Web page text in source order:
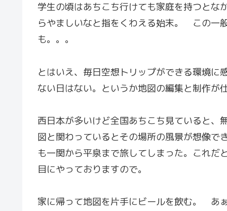
学生の頃はあちこち行けても家庭を持つとな
らやましいなと指をくわえる始末。 この一
も。。。
とはいえ、毎日空想トリップができる環境
ない日はない。というか地図の編集と制作が
西日本が多いけど全国あちこち見ていると、
図と関わっているとその場所の風景が想像で
も一関から平泉まで旅してしまった。これ
目にやっておりますので。
家に帰って地図を片手にビールを飲む。 あ